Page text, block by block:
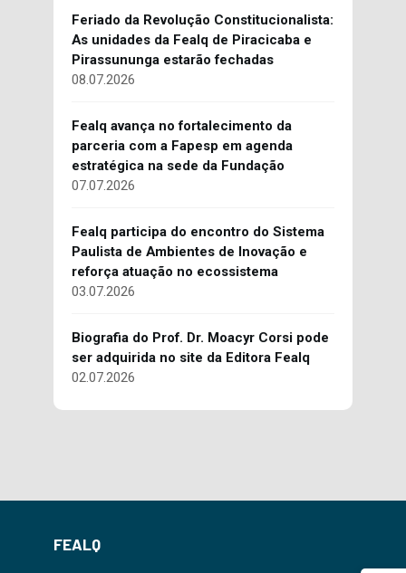
Feriado da Revolução Constitucionalista:
As unidades da Fealq de Piracicaba e
Pirassununga estarão fechadas
08.07.2026
Fealq avança no fortalecimento da
parceria com a Fapesp em agenda
estratégica na sede da Fundação
07.07.2026
Fealq participa do encontro do Sistema
Paulista de Ambientes de Inovação e
reforça atuação no ecossistema
03.07.2026
Biografia do Prof. Dr. Moacyr Corsi pode
ser adquirida no site da Editora Fealq
02.07.2026
FEALQ